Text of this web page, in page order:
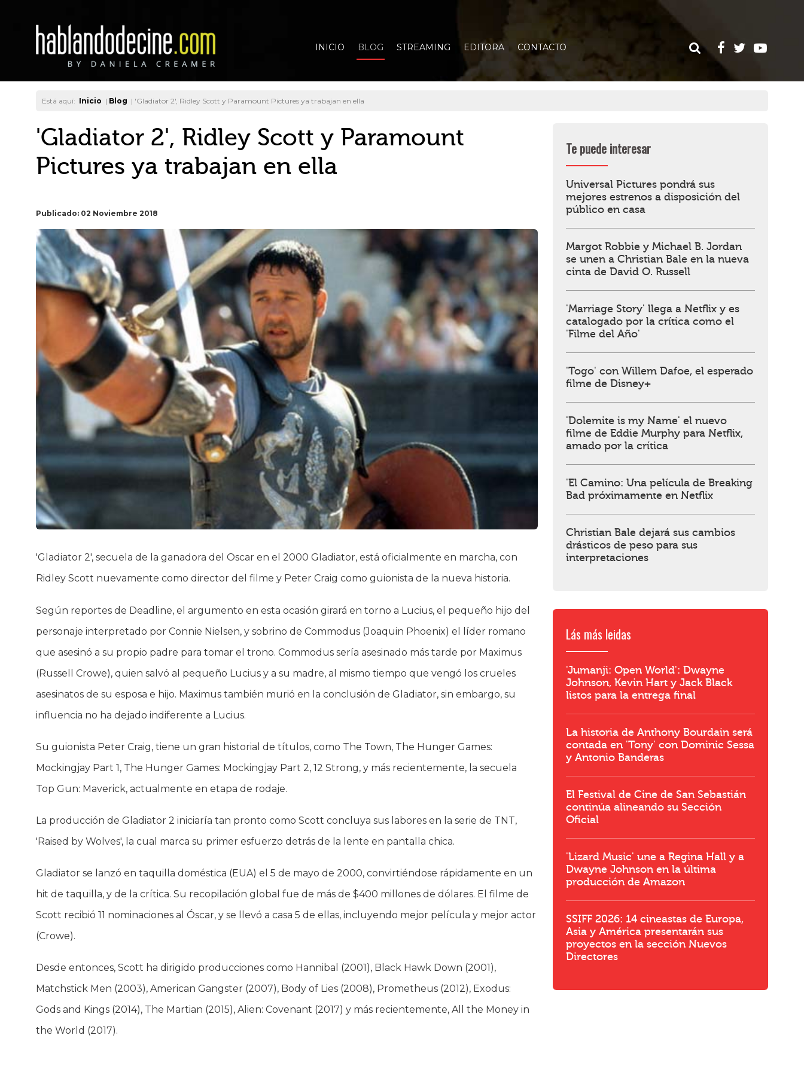
INICIO BLOG STREAMING EDITORA CONTACTO
Está aquí: Inicio | Blog | 'Gladiator 2', Ridley Scott y Paramount Pictures ya trabajan en ella
'Gladiator 2', Ridley Scott y Paramount
Pictures ya trabajan en ella
Publicado: 02 Noviembre 2018
'Gladiator 2', secuela de la ganadora del Oscar en el 2000 Gladiator, está oficialmente en marcha, con
Ridley Scott nuevamente como director del filme y Peter Craig como guionista de la nueva historia.
Según reportes de Deadline, el argumento en esta ocasión girará en torno a Lucius, el pequeño hijo del
personaje interpretado por Connie Nielsen, y sobrino de Commodus (Joaquin Phoenix) el líder romano
que asesinó a su propio padre para tomar el trono. Commodus sería asesinado más tarde por Maximus
(Russell Crowe), quien salvó al pequeño Lucius y a su madre, al mismo tiempo que vengó los crueles
asesinatos de su esposa e hijo. Maximus también murió en la conclusión de Gladiator, sin embargo, su
influencia no ha dejado indiferente a Lucius.
Su guionista Peter Craig, tiene un gran historial de títulos, como The Town, The Hunger Games:
Mockingjay Part 1, The Hunger Games: Mockingjay Part 2, 12 Strong, y más recientemente, la secuela
Top Gun: Maverick, actualmente en etapa de rodaje.
La producción de Gladiator 2 iniciaría tan pronto como Scott concluya sus labores en la serie de TNT,
'Raised by Wolves', la cual marca su primer esfuerzo detrás de la lente en pantalla chica.
Gladiator se lanzó en taquilla doméstica (EUA) el 5 de mayo de 2000, convirtiéndose rápidamente en un
hit de taquilla, y de la crítica. Su recopilación global fue de más de $400 millones de dólares. El filme de
Scott recibió 11 nominaciones al Óscar, y se llevó a casa 5 de ellas, incluyendo mejor película y mejor actor
(Crowe).
Desde entonces, Scott ha dirigido producciones como Hannibal (2001), Black Hawk Down (2001),
Matchstick Men (2003), American Gangster (2007), Body of Lies (2008), Prometheus (2012), Exodus:
Gods and Kings (2014), The Martian (2015), Alien: Covenant (2017) y más recientemente, All the Money in
the World (2017).
Te puede interesar
Universal Pictures pondrá sus
mejores estrenos a disposición del
público en casa
Margot Robbie y Michael B. Jordan
se unen a Christian Bale en la nueva
cinta de David O. Russell
'Marriage Story' llega a Netflix y es
catalogado por la crítica como el
'Filme del Año'
'Togo' con Willem Dafoe, el esperado
filme de Disney+
'Dolemite is my Name' el nuevo
filme de Eddie Murphy para Netflix,
amado por la crítica
'El Camino: Una película de Breaking
Bad próximamente en Netflix
Christian Bale dejará sus cambios
drásticos de peso para sus
interpretaciones
Lás más leidas
'Jumanji: Open World': Dwayne
Johnson, Kevin Hart y Jack Black
listos para la entrega final
La historia de Anthony Bourdain será
contada en 'Tony' con Dominic Sessa
y Antonio Banderas
El Festival de Cine de San Sebastián
continúa alineando su Sección
Oficial
'Lizard Music' une a Regina Hall y a
Dwayne Johnson en la última
producción de Amazon
SSIFF 2026: 14 cineastas de Europa,
Asia y América presentarán sus
proyectos en la sección Nuevos
Directores